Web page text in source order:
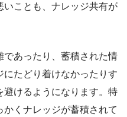
ことも、ナレッジ共有が
あったり、蓄積された情
たどり着けなかったりす
避けるようになります。特
くナレッジが蓄積されて